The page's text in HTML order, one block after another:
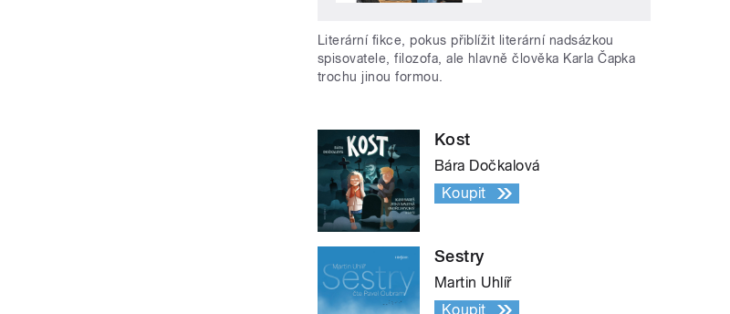
Literární fikce, pokus přiblížit literární nadsázkou
spisovatele, filozofa, ale hlavně člověka Karla Čapka
trochu jinou formou.
Kost
Bára Dočkalová
Koupit
Sestry
Martin Uhlíř
Koupit